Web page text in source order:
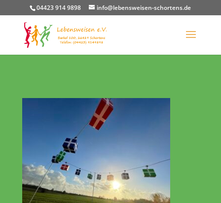
04423 914 9898 info@lebensweisen-schortens.de